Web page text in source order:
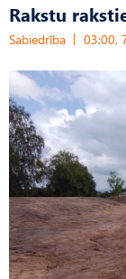
Rakstu
Sabiedrība 03:00,